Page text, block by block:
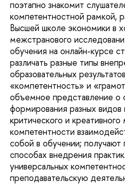
поэтапно знакомит
компетентностной рамкой,
Высшей школе экономики в
межстранового
обучения на онлайн-курсе
различать разные типы
образовательных
«компетентность» и
объемное представление о
формирования разных видов
критического и
компетентности
собой в обучении; получают
способах внедрения
универсальных
преподавательскую